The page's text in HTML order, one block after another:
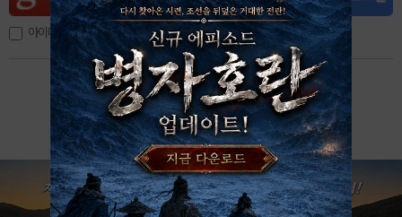
아이디, 이메일 저장
아이디 / 비밀번호 찾기 회원가입